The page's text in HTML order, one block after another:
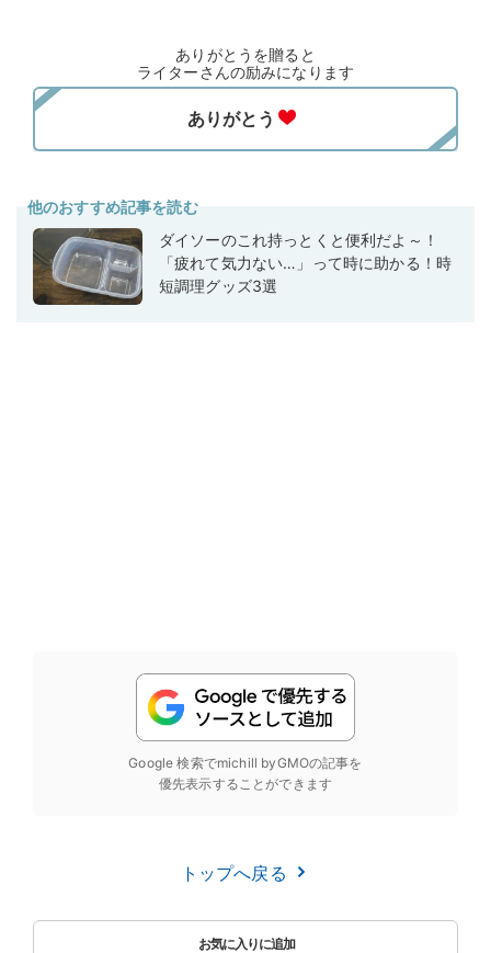
ありがとうを贈ると
ライターさんの励みになります
他のおすすめ記事を読む
ダイソーのこれ持っとくと便利だよ～！
「疲れて気力ない…」って時に助かる！時
短調理グッズ3選
Google 検索でmichill byGMOの記事を
優先表示することができます
トップへ戻る